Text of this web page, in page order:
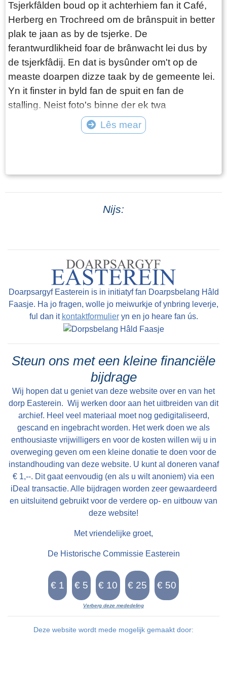
Lântsjerken. De kertieren om Easterein hinne
Neist de saneamde Kerkbuurt (it sintrum om de
tsjerke hinne) dy 't aardich grut wie, bestie it
doarp út fjouwer ' fjouwerendeelen ' of wol
kwartieren. De wichtichste wie it ' Meylehuister
vierendeel ' wêryn 't fjouwer steaten (in state is
in lânhûs of pleats fan oansjen, soms adellik)
leine. Dit wiene grut en lyts Meilahûs, Jellema en
Sjaarda. Yn it ' Slypster vierendeel ' leine de
de buortsjes en huzen Stittens, Eeskwerd,
lêstneamde buertsjes en staten, rûn nei it
noarden in Opfeart, ek wol Sibada of Sibede
neamd, dy 't op de ' Bolswerder ' jaachfeart
útkaam. Yn it súdeasten rûn fan Easterein ôf
noch in feart, nei de Hydaarder feart en dêrwei
nei de Snitser feart op Frjentsjer. Ek rûn fan it
doarp ôf in ' Rijdweg ', nei it noarden ta nei
Frjentsjer, en súdlik nei Snits en Boalsert.
Dêrmei befûn Oosterend him ûnder de '
wolgelegen ' doarpen. Dit doarp wie fan súd nei
noard, wol in hiel oere ' rinnen ' lang (!) Historie
bliuwt fuortbestean. Mar in pear opfallende en
typearjende wurden foar dy tiid binne stean
bleaun, fette tusken. oanhalingstekens.
Tsjerkfâlden boud op it achterhiem fan it Café,
Herberg en Trochreed om de brânspuit in better
plak te jaan as by de tsjerke. De
ferantwurdlikheid foar de brânwacht lei dus by
de tsjerkfâdij. En dat is bysûnder om't op de
measte doarpen dizze taak by de gemeente lei.
Yn it finster in byld fan de spuit en fan de
stalling. Neist foto's binne der ek twa
dokuminten oan dit finster tafoege.
Lês mear
Nijs:
Doarpsargyf Easterein is in initiatyf fan Doarpsbelang Hâld
Faasje. Ha jo fragen, wolle jo meiwurkje of ynbring leverje,
ful dan it kontaktformulieryn en jo heare fan ús.
Steun ons met een kleine financiële
bijdrage
Wij hopen dat u geniet van deze website over en van het
dorp Easterein. Wij werken door aan het uitbreiden van dit
archief. Heel veel materiaal moet nog gedigitaliseerd,
gescand en ingebracht worden. Het werk doen we als
enthousiaste vrijwilligers en voor de kosten willen wij u in
overweging geven om een kleine donatie te doen voor de
instandhouding van deze website. U kunt al doneren vanaf
€ 1,--. Dit gaat eenvoudig (en als u wilt anoniem) via een
iDeal transactie. Alle bijdragen worden zeer gewaardeerd
en uitsluitend gebruikt voor de verdere op- en uitbouw van
deze website!
Met vriendelijke groet,
De Historische Commissie Easterein
Verberg deze mededeling
Deze website wordt mede mogelijk gemaakt door: